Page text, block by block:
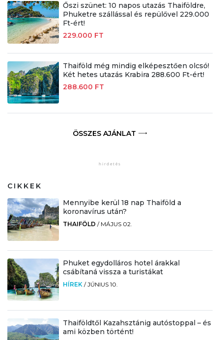
Őszi szünet: 10 napos utazás Thaiföldre,
Phuketre szállással és repülővel 229.000
Ft-ért!
229.000 FT
Thaiföld még mindig elképesztően olcsó!
Két hetes utazás Krabira 288.600 Ft-ért!
288.600 FT
ÖSSZES AJÁNLAT
CIKKEK
Mennyibe kerül 18 nap Thaiföld a
koronavírus után?
THAIFÖLD / MÁJUS 02.
Phuket egydolláros hotel árakkal
csábítaná vissza a turistákat
HÍREK /JÚNIUS 10.
Thaiföldtől Kazahsztánig autóstoppal – és
ami közben történt!